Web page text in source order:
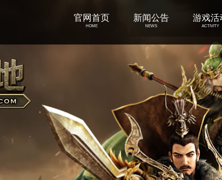
官网首页
HOME
新闻公告
NEWS
游戏活
ACTIVITY